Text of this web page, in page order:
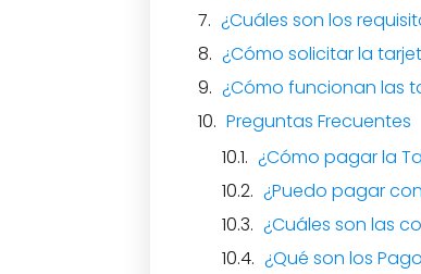
¿Cuáles son los
¿Cómo solicitar la
¿Cómo funcionan las
Preguntas Frecuentes
¿Cómo pagar la
¿Puedo pagar
¿Cuáles son las
¿Qué son los